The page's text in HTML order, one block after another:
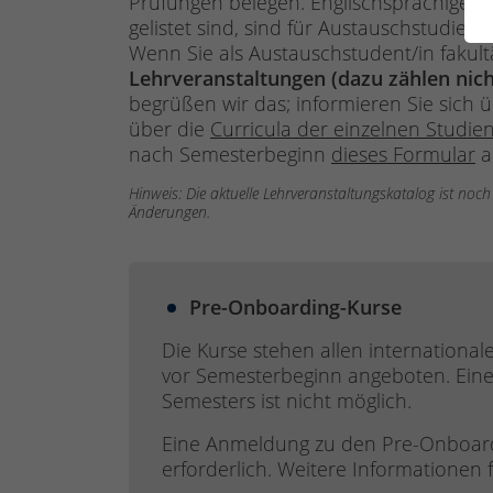
gelistet sind, sind für
Wenn Sie als Austauschstudent/in
Lehrveranstaltungen (dazu zählen
begrüßen wir das; informieren Sie sich
über die Curricula der einzelnen
nach Semesterbeginn dieses Formular
Hinweis: Die aktuelle Lehrveranstaltungskatalog ist
Änderungen.
Pre-Onboarding-Kurse
Die Kurse stehen allen
vor Semesterbeginn angeboten.
Semesters ist nicht möglich.
Eine Anmeldung zu den Pre-
erforderlich. Weitere Informationen